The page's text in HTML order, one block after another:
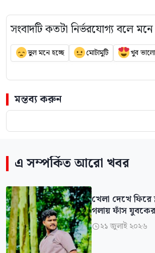
সংবাদটি কতটা নির্ভরযোগ্য বলে
ভুল মনে হচ্ছে মোটামুটি খুব ভালো
মন্তব্য করুন
এ সম্পর্কিত আরো খবর
খেলা দেখে ফিরে
গলায় ফাঁস
২১ জুলাই ২০২৬